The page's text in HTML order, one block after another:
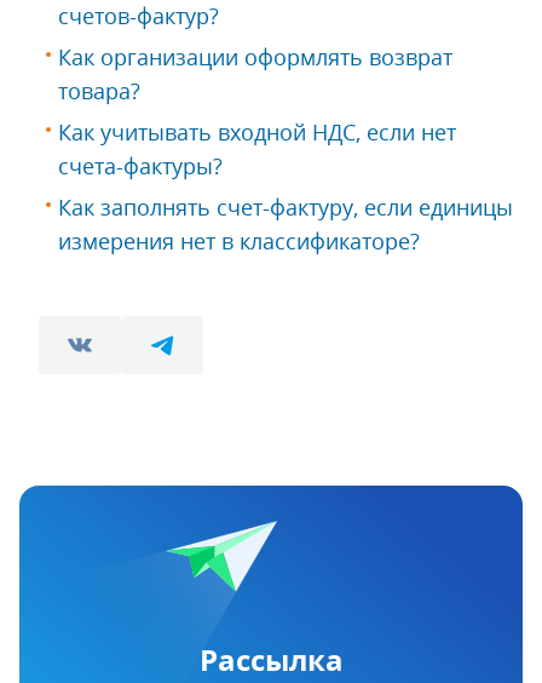
счетов-фактур?
Как организации оформлять возврат
товара?
Как учитывать входной НДС, если нет
счета-фактуры?
Как заполнять счет-фактуру, если единицы
измерения нет в классификаторе?
Рассылка